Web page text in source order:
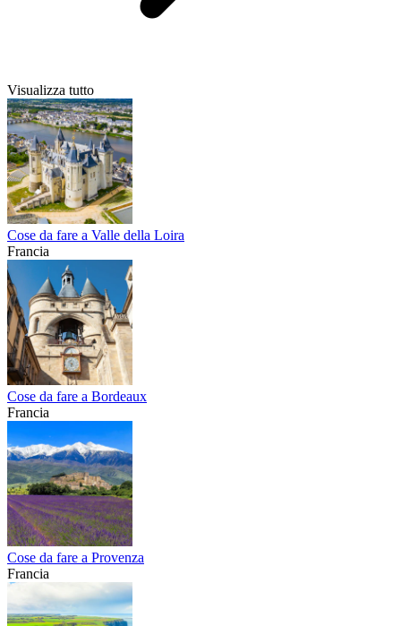
Visualizza tutto
Cose da fare a Valle della Loira
Francia
Cose da fare a Bordeaux
Francia
Cose da fare a Provenza
Francia